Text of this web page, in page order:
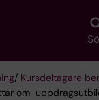
/ Kursdeltagare
om